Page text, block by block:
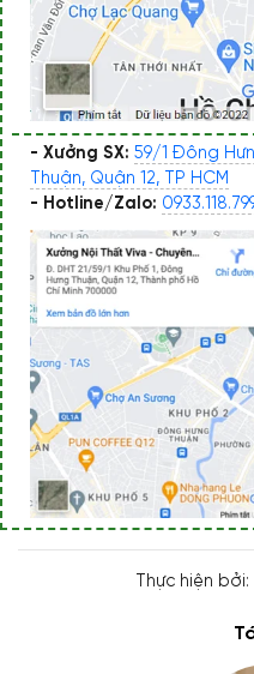
- Xưởng SX: 59/1 Đông
Thuận, Quận 12, TP HCM
- Hotline/Zalo:
Thực hiện